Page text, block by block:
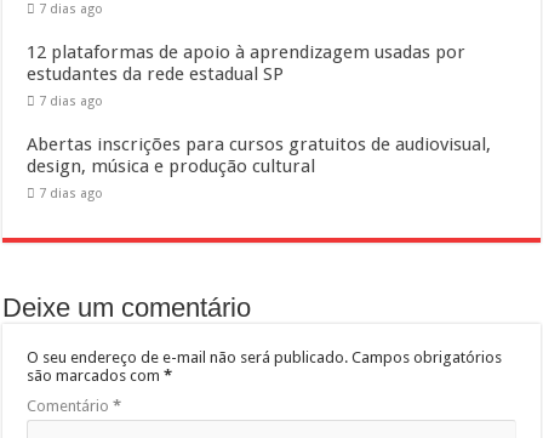
7 dias ago
12 plataformas de apoio à aprendizagem usadas por
estudantes da rede estadual SP
7 dias ago
Abertas inscrições para cursos gratuitos de audiovisual,
design, música e produção cultural
7 dias ago
Deixe um comentário
O seu endereço de e-mail não será publicado. Campos obrigatórios
são marcados com*
Comentário*